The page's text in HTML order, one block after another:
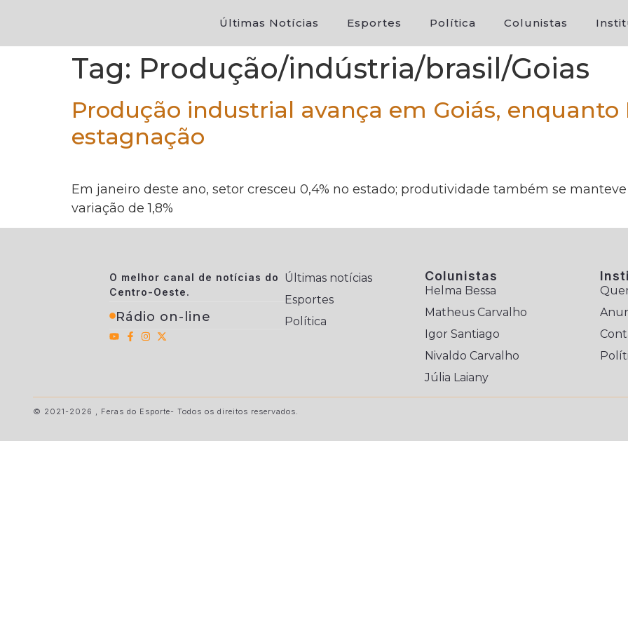
Últimas Notícias Esportes Política Colunistas
Tag: Produção/indústria/brasil/Goias
Produção industrial avança em Goiás, enquanto
estagnação
Em janeiro deste ano, setor cresceu 0,4% no estado; produtividade também se
variação de 1,8%
O melhor canal de notícias do
Centro-Oeste.
Rádio on-line
Últimas notícias
Esportes
Política
Colunistas
Helma Bessa
Matheus Carvalho
Igor Santiago
Nivaldo Carvalho
Júlia Laiany
© 2021-2026 , Feras do Esporte- Todos os direitos reservados.